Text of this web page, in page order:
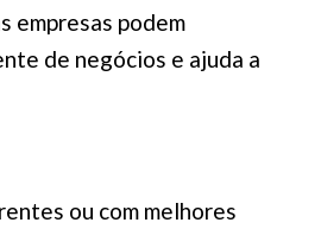
empresas podem
de negócios e ajuda a
ou com melhores